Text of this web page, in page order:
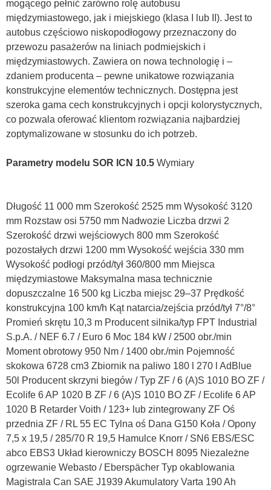
mogącego pełnić zarówno rolę autobusu
międzymiastowego, jak i miejskiego (klasa I lub II). Jest to
autobus częściowo niskopodłogowy przeznaczony do
przewozu pasażerów na liniach podmiejskich i
międzymiastowych. Zawiera on nowa technologię i –
zdaniem producenta – pewne unikatowe rozwiązania
konstrukcyjne elementów technicznych. Dostępna jest
szeroka gama cech konstrukcyjnych i opcji kolorystycznych,
co pozwala oferować klientom rozwiązania najbardziej
zoptymalizowane w stosunku do ich potrzeb.
Parametry modelu SOR ICN 10.5 Wymiary
Długość 11 000 mm Szerokość 2525 mm Wysokość 3120
mm Rozstaw osi 5750 mm Nadwozie Liczba drzwi 2
Szerokość drzwi wejściowych 800 mm Szerokość
pozostałych drzwi 1200 mm Wysokość wejścia 330 mm
Wysokość podłogi przód/tył 360/800 mm Miejsca
międzymiastowe Maksymalna masa technicznie
dopuszczalne 16 500 kg Liczba miejsc 29–37 Prędkość
konstrukcyjna 100 km/h Kąt natarcia/zejścia przód/tył 7°/8°
Promień skrętu 10,3 m Producent silnika/typ FPT Industrial
S.p.A. / NEF 6.7 / Euro 6 Moc 184 kW / 2500 obr./min
Moment obrotowy 950 Nm / 1400 obr./min Pojemność
skokowa 6728 cm3 Zbiornik na paliwo 180 l 270 l AdBlue
50l Producent skrzyni biegów / Typ ZF / 6 (A)S 1010 BO ZF /
Ecolife 6 AP 1020 B ZF / 6 (A)S 1010 BO ZF / Ecolife 6 AP
1020 B Retarder Voith / 123+ lub zintegrowany ZF Oś
przednia ZF / RL 55 EC Tylna oś Dana G150 Koła / Opony
7,5 x 19,5 / 285/70 R 19,5 Hamulce Knorr / SN6 EBS/ESC
abco EBS3 Układ kierowniczy BOSCH 8095 Niezależne
ogrzewanie Webasto / Eberspächer Typ okablowania
Magistrala Can SAE J1939 Akumulatory Varta 190 Ah